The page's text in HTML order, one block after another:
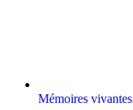
Mémoires vivantes